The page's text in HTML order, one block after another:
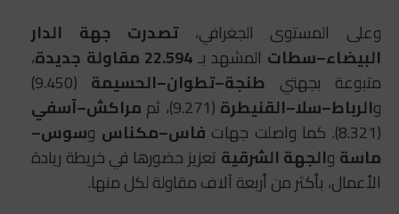
وعلى المستوى الجغرافي،تصدرت جهة الدار
البيضاء–سطات المشهد بـ22.594 مقاولة جديدة
،
متبوعة بجهتي طنجة–تطوان–الحسيمة
(9.450)
والرباط–سلا–القنيطرة (9.271)، ثم
مراكش–آسفي
(8.321). كما واصلت جهات
فاس–مكناس وسوس–
ماسة والجهة الشرقية تعزيز حضورها في خريطة ريادة
الأعمال، بأكثر من أربعة آلاف مقاولة لكل منها.